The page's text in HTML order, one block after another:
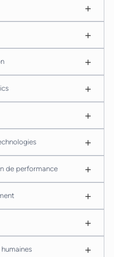
+
+
+
+
+
+
de performance +
+
+
+